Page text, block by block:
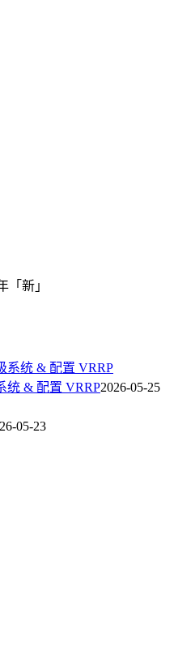
「新」
统 & 配置 VRRP2026-05-25
05-23